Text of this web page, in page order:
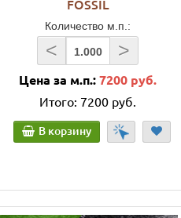
FOSSIL
Количество м.п.:
< >
Цена за м.п.:7200 руб.
Итого: 7200 руб.
В корзину